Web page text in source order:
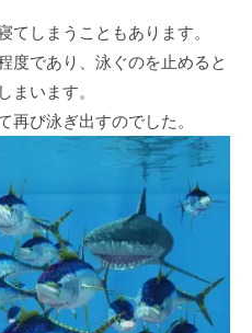
てしまうこともあります。
度であり、泳ぐのを止めると
まいます。
再び泳ぎ出すのでした。